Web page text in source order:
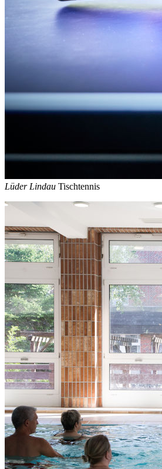
Lüder Lindau Tischtennis